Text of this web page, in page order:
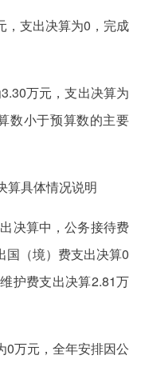
，支出决算为0，完成
万元，支出决算为
数小于预算数的主要
算具体情况说明
决算中，公务接待费
国（境）费支出决算0
护费支出决算2.81万
0万元，全年安排因公